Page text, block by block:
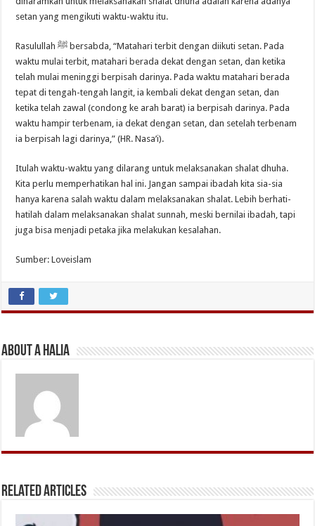
setan yang mengikuti waktu-waktu itu.
Rasulullah ﷺ bersabda, “Matahari terbit dengan diikuti setan. Pada
waktu mulai terbit, matahari berada dekat dengan setan, dan ketika
telah mulai meninggi berpisah darinya. Pada waktu matahari berada
tepat di tengah-tengah langit, ia kembali dekat dengan setan, dan
ketika telah zawal (condong ke arah barat) ia berpisah darinya. Pada
waktu hampir terbenam, ia dekat dengan setan, dan setelah terbenam
ia berpisah lagi darinya,” (HR. Nasa’i).
Itulah waktu-waktu yang dilarang untuk melaksanakan shalat dhuha.
Kita perlu memperhatikan hal ini. Jangan sampai ibadah kita sia-sia
hanya karena salah waktu dalam melaksanakan shalat. Lebih berhati-
hatilah dalam melaksanakan shalat sunnah, meski bernilai ibadah, tapi
juga bisa menjadi petaka jika melakukan kesalahan.
Sumber: Loveislam
About A Halia
Related Articles